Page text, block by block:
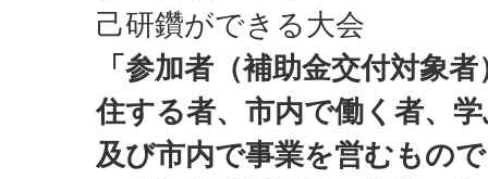
己研鑽ができる大会
「参加者（補助金交付対象
住する者、市内で働く者、
及び市内で事業を営むもの